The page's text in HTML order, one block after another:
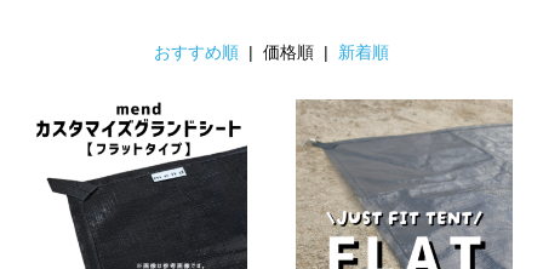
おすすめ順 | 価格順 | 新着順